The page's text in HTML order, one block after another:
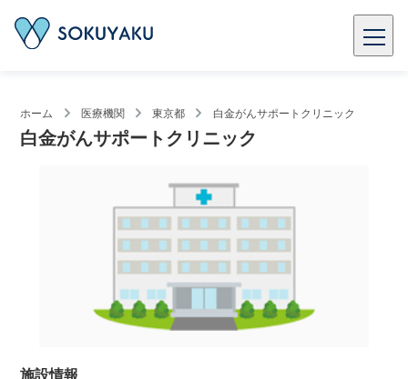
ホーム 医療機関 東京都 白金がんサポートクリニック
白金がんサポートクリニック
施設情報